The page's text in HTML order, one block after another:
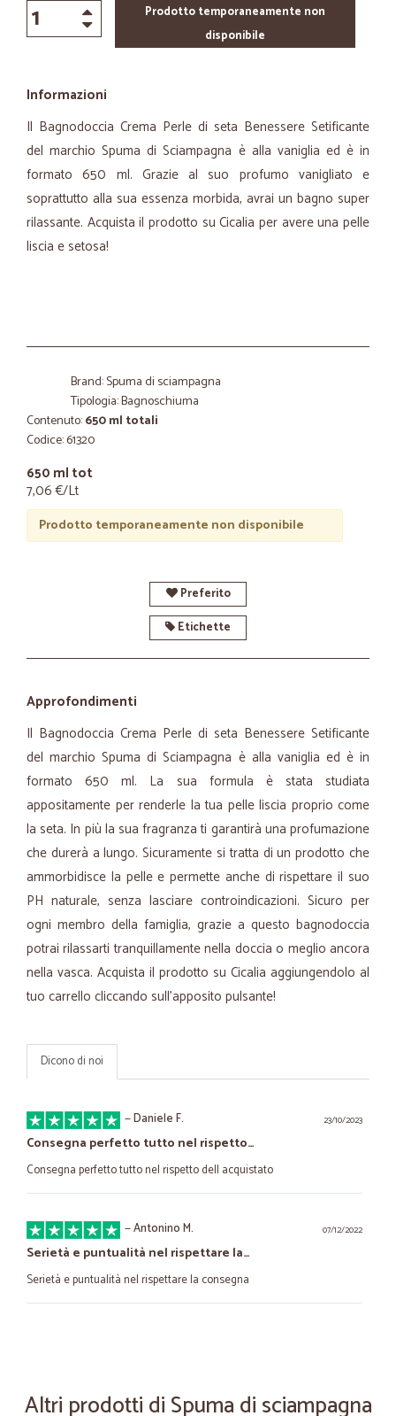
Prodotto temporaneamente non
disponibile
Informazioni
Il Bagnodoccia Crema Perle di seta Benessere Setificante
del marchio Spuma di Sciampagna è alla vaniglia ed è in
formato 650 ml. Grazie al suo profumo vanigliato e
soprattutto alla sua essenza morbida, avrai un bagno super
rilassante. Acquista il prodotto su Cicalia per avere una pelle
liscia e setosa!
Brand: Spuma di sciampagna
Tipologia: Bagnoschiuma
Contenuto:650 ml totali
Codice: 61320
650 ml tot
7,06 €/Lt
Prodotto temporaneamente non disponibile
Preferito
Etichette
Approfondimenti
Il Bagnodoccia Crema Perle di seta Benessere Setificante
del marchio Spuma di Sciampagna è alla vaniglia ed è in
formato 650 ml. La sua formula è stata studiata
appositamente per renderle la tua pelle liscia proprio come
la seta. In più la sua fragranza ti garantirà una profumazione
che durerà a lungo. Sicuramente si tratta di un prodotto che
ammorbidisce la pelle e permette anche di rispettare il suo
PH naturale, senza lasciare controindicazioni. Sicuro per
ogni membro della famiglia, grazie a questo bagnodoccia
potrai rilassarti tranquillamente nella doccia o meglio ancora
nella vasca. Acquista il prodotto su Cicalia aggiungendolo al
tuo carrello cliccando sull’apposito pulsante!
Dicono di noi
23/10/2023
—Daniele F.
Consegna perfetto tutto nel rispetto…
Consegna perfetto tutto nel rispetto dell acquistato
07/12/2022
—Antonino M.
Serietà e puntualità nel rispettare la…
Serietà e puntualità nel rispettare la consegna
Altri prodotti di Spuma di sciampagna